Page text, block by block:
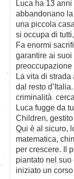
Luca ha 13
abbandonano
una piccola
si occupa di
Fa enormi
garantire ai
La vita di
dal resto
criminalità
Luca fugge da
Children,
Qui è al sicuro,
matematica,
per crescere. Il
piantato nel
iniziato un